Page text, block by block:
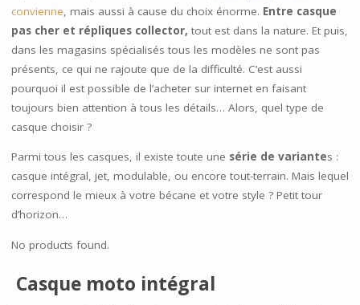
convienne, mais aussi à cause du choix énorme. Entre casque
pas cher et répliques collector, tout est dans la nature. Et puis,
dans les magasins spécialisés tous les modèles ne sont pas
présents, ce qui ne rajoute que de la difficulté. C’est aussi
pourquoi il est possible de l’acheter sur internet en faisant
toujours bien attention à tous les détails… Alors, quel type de
casque choisir ?
Parmi tous les casques, il existe toute une série de variantes :
casque intégral, jet, modulable, ou encore tout-terrain. Mais lequel
correspond le mieux à votre bécane et votre style ? Petit tour
d’horizon…
No products found.
Casque moto intégral